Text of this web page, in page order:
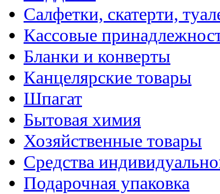
Салфетки, скатерти,
Кассовые
Бланки и конверты
Канцелярские товары
Шпагат
Бытовая химия
Хозяйственные товары
Средства
Подарочная упаковка